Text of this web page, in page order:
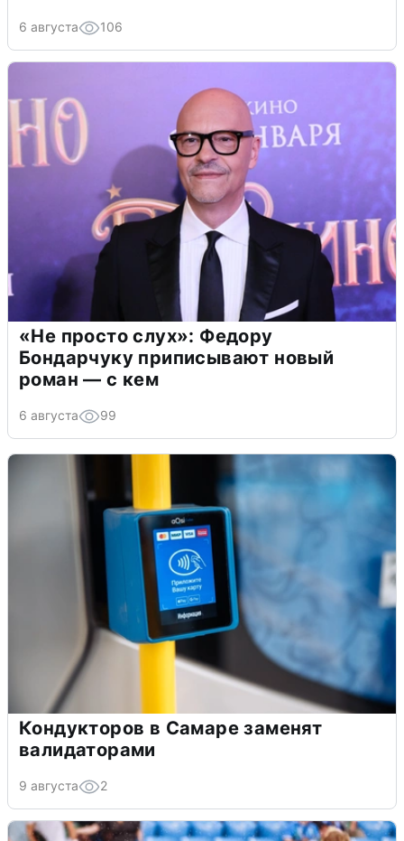
6 августа 106
«Не просто слух»: Федору
Бондарчуку приписывают новый
роман — с кем
6 августа 99
Кондукторов в Самаре заменят
валидаторами
9 августа 2